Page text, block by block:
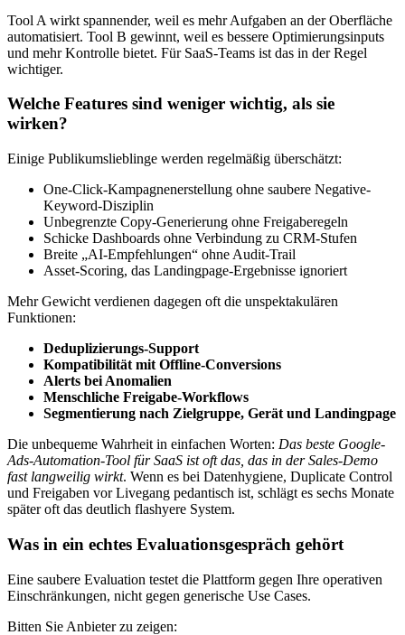
Tool A wirkt spannender, weil es mehr Aufgaben an der Oberfläche
automatisiert. Tool B gewinnt, weil es bessere Optimierungsinputs
und mehr Kontrolle bietet. Für SaaS-Teams ist das in der Regel
wichtiger.
Welche Features sind weniger wichtig, als sie
wirken?
Einige Publikumslieblinge werden regelmäßig überschätzt:
One-Click-Kampagnenerstellung ohne saubere Negative-
Keyword-Disziplin
Unbegrenzte Copy-Generierung ohne Freigaberegeln
Schicke Dashboards ohne Verbindung zu CRM-Stufen
Breite „AI-Empfehlungen“ ohne Audit-Trail
Asset-Scoring, das Landingpage-Ergebnisse ignoriert
Mehr Gewicht verdienen dagegen oft die unspektakulären
Funktionen:
Deduplizierungs-Support
Kompatibilität mit Offline-Conversions
Alerts bei Anomalien
Menschliche Freigabe-Workflows
Segmentierung nach Zielgruppe, Gerät und Landingpage
Die unbequeme Wahrheit in einfachen Worten: Das beste Google-
Ads-Automation-Tool für SaaS ist oft das, das in der Sales-Demo
fast langweilig wirkt. Wenn es bei Datenhygiene, Duplicate Control
und Freigaben vor Livegang pedantisch ist, schlägt es sechs Monate
später oft das deutlich flashyere System.
Was in ein echtes Evaluationsgespräch gehört
Eine saubere Evaluation testet die Plattform gegen Ihre operativen
Einschränkungen, nicht gegen generische Use Cases.
Bitten Sie Anbieter zu zeigen: